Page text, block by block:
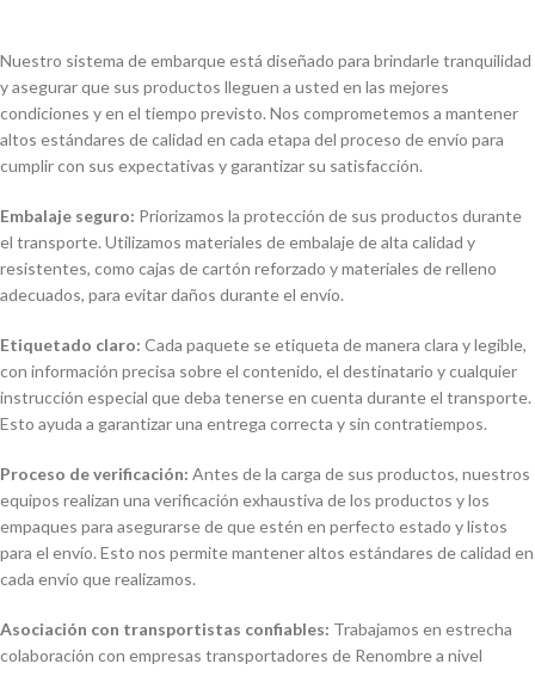
Nuestro sistema de embarque está diseñado para brindarle tranquilidad
y asegurar que sus productos lleguen a usted en las mejores
condiciones y en el tiempo previsto. Nos comprometemos a mantener
altos estándares de calidad en cada etapa del proceso de envío para
cumplir con sus expectativas y garantizar su satisfacción.
Embalaje seguro: Priorizamos la protección de sus productos durante
el transporte. Utilizamos materiales de embalaje de alta calidad y
resistentes, como cajas de cartón reforzado y materiales de relleno
adecuados, para evitar daños durante el envío.
Etiquetado claro: Cada paquete se etiqueta de manera clara y legible,
con información precisa sobre el contenido, el destinatario y cualquier
instrucción especial que deba tenerse en cuenta durante el transporte.
Esto ayuda a garantizar una entrega correcta y sin contratiempos.
Proceso de verificación: Antes de la carga de sus productos, nuestros
equipos realizan una verificación exhaustiva de los productos y los
empaques para asegurarse de que estén en perfecto estado y listos
para el envío. Esto nos permite mantener altos estándares de calidad en
cada envío que realizamos.
Asociación con transportistas confiables: Trabajamos en estrecha
colaboración con empresas transportadores de Renombre a nivel